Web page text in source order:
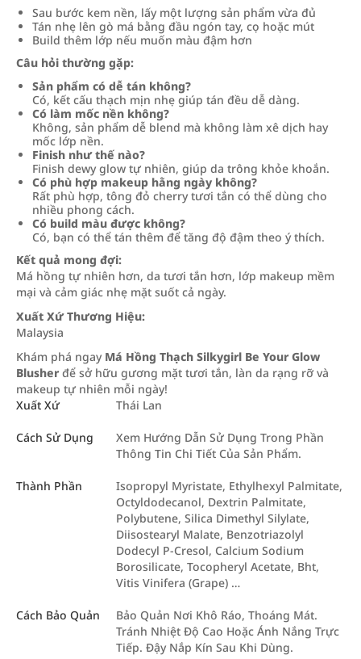
Sau bước kem nền, lấy một lượng sản phẩm vừa đủ
Tán nhẹ lên gò má bằng đầu ngón tay, cọ hoặc mút
Build thêm lớp nếu muốn màu đậm hơn
Câu hỏi thường gặp:
Sản phẩm có dễ tán không?
Có, kết cấu thạch mịn nhẹ giúp tán đều dễ dàng.
Có làm mốc nền không?
Không, sản phẩm dễ blend mà không làm xê dịch hay
mốc lớp nền.
Finish như thế nào?
Finish dewy glow tự nhiên, giúp da trông khỏe khoắn.
Có phù hợp makeup hằng ngày không?
Rất phù hợp, tông đỏ cherry tươi tắn có thể dùng cho
nhiều phong cách.
Có build màu được không?
Có, bạn có thể tán thêm để tăng độ đậm theo ý thích.
Kết quả mong đợi:
Má hồng tự nhiên hơn, da tươi tắn hơn, lớp makeup mềm
mại và cảm giác nhẹ mặt suốt cả ngày.
Xuất Xứ Thương Hiệu:
Malaysia
Khám phá ngay Má Hồng Thạch Silkygirl Be Your Glow
Blusher để sở hữu gương mặt tươi tắn, làn da rạng rỡ và
makeup tự nhiên mỗi ngày!
Xuất Xứ
Thái Lan
Cách Sử Dụng
Xem Hướng Dẫn Sử Dụng Trong Phần
Thông Tin Chi Tiết Của Sản Phẩm.
Thành Phần
Isopropyl Myristate, Ethylhexyl Palmitate,
Octyldodecanol, Dextrin Palmitate,
Polybutene, Silica Dimethyl Silylate,
Diisostearyl Malate, Benzotriazolyl
Dodecyl P-Cresol, Calcium Sodium
Borosilicate, Tocopheryl Acetate, Bht,
Vitis Vinifera (Grape) …
Cách Bảo Quản
Bảo Quản Nơi Khô Ráo, Thoáng Mát.
Tránh Nhiệt Độ Cao Hoặc Ánh Nắng Trực
Tiếp. Đậy Nắp Kín Sau Khi Dùng.